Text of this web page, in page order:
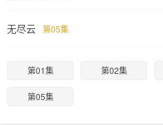
无尽云 第05集
第01集 第02集
第05集